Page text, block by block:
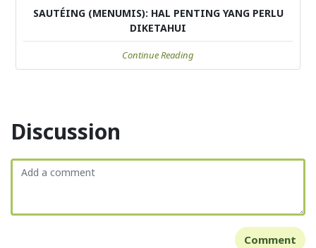
SAUTÉING (MENUMIS): HAL PENTING YANG PERLU
DIKETAHUI
Continue Reading
Discussion
Comment